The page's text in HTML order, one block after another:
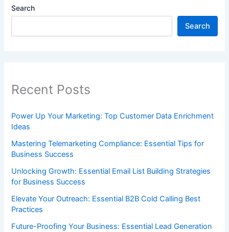
Search
Search
Recent Posts
Power Up Your Marketing: Top Customer Data Enrichment
Ideas
Mastering Telemarketing Compliance: Essential Tips for
Business Success
Unlocking Growth: Essential Email List Building Strategies
for Business Success
Elevate Your Outreach: Essential B2B Cold Calling Best
Practices
Future-Proofing Your Business: Essential Lead Generation